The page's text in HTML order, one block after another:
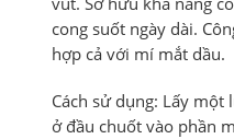
cong suốt ngày dài.
hợp cả với mí mắt dầu.
Cách sử dụng: Lấy
ở đầu chuốt vào phần